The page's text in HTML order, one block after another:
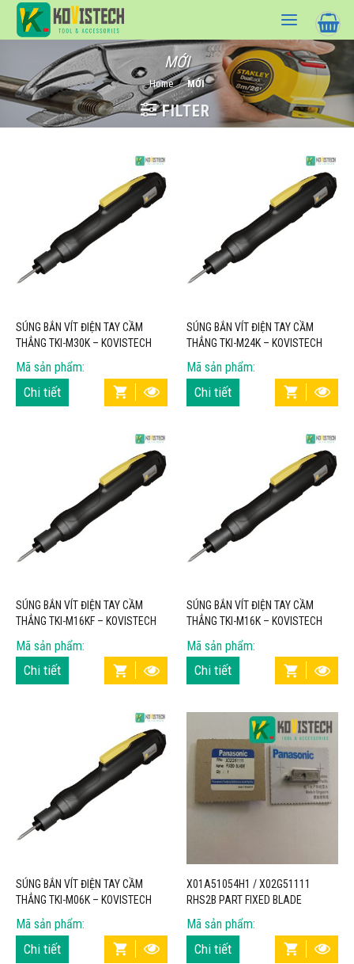
Skip
MỚI
Home / MỚI
FILTER
SÚNG BẮN VÍT ĐIỆN TAY CẦM
THẲNG TKI-M30K – KOVISTECH
Mã sản phẩm:
Chi tiết
SÚNG BẮN VÍT ĐIỆN TAY CẦM
THẲNG TKI-M24K – KOVISTECH
Mã sản phẩm:
Chi tiết
SÚNG BẮN VÍT ĐIỆN TAY CẦM
THẲNG TKI-M16KF – KOVISTECH
Mã sản phẩm:
Chi tiết
SÚNG BẮN VÍT ĐIỆN TAY CẦM
THẲNG TKI-M16K – KOVISTECH
Mã sản phẩm:
Chi tiết
SÚNG BẮN VÍT ĐIỆN TAY CẦM
THẲNG TKI-M06K – KOVISTECH
Mã sản phẩm:
Chi tiết
X01A51054H1 / X02G51111
RHS2B PART FIXED BLADE
DURABLE FOR PANASONIC –
KOVISTECH
Mã sản phẩm:
Chi tiết